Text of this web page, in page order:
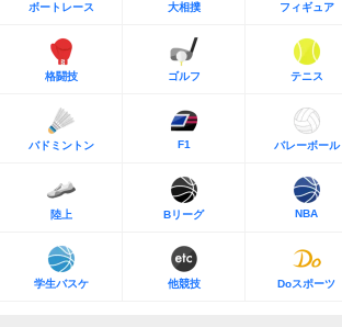
ボートレース 大相撲 フィギュア
格闘技 ゴルフ テニス
バドミントン F1 バレーボール
陸上 Bリーグ NBA
学生バスケ 他競技 Doスポーツ